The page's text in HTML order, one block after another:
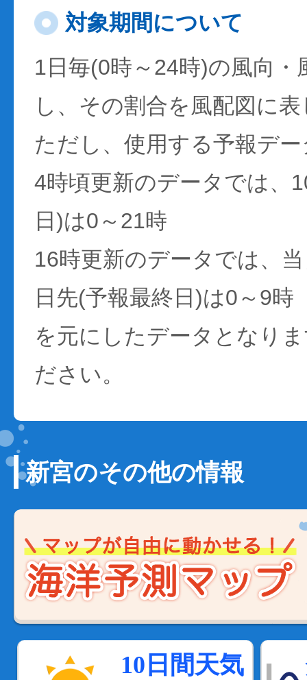
対象期間について
1日毎(0時～24時)の風向・
し、その割合を風配図に
ただし、使用する予報デ
4時頃更新のデータでは、
日)は0～21時
16時更新のデータでは、
日先(予報最終日)は0～9時
を元にしたデータとなり
ださい。
新宮のその他の情報
10日間天気